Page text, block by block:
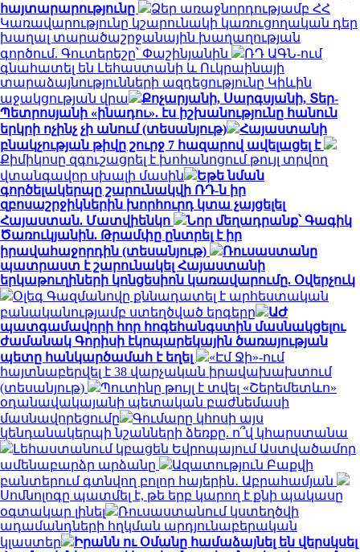
հայտարարությունը
Ձեր առաջնորդությամբ ՀՀ
Կառավարությունը կշարունակի կառուցողական դեր
խաղալ տարածաշրջանային խաղաղության
գործում. Գուտերեշը՝ Փաշինյանին
ՌԴ ԱԳՆ-ում
գնահատել են Լեհաստանի և Ուկրաինայի
տարաձայնությունների ազդեցությունը Կիևին
աջակցության վրա
Քոչարյանի, Սարգսյանի, Տեր-
Պետրոսյանի «ինադու». էս իշխանությունը հանուն
երկրի ոչինչ չի անում (տեսանյութ)
Հայաստանի
բնակչության թիվը շուրջ 7 հազարով ավելացել է
Քիմիկոսը զգուշացրել է խոհանոցում թույլ տրվող
վտանգավոր սխալի մասին
Եթե նման
գործելակերպը շարունակվի ՌԴ-ն իր
զբոսաշրջիկներին խորհուրդ կտա չայցելել
Հայաստան. Մատվիենկո
Նոր մեղադրանք՝ Գագիկ
Ծառուկյանին. Թրամփը ընտրել է իր
իրավահաջորդին (տեսանյութ)
Ռուսաստանը
պատրաստ է շարունակել Հայաստանի
երկաթուղիների կոնցեսիոն կառավարումը. Օվերչուկ
Օլեգ Գազմանովը քննադատել է արհեստական
բանականությամբ ստեղծված երգերը
ԱԺ
պատգամավորի հոր հոգեհանգստին մասնակցելու
ժամանակ Գորիսի էկոպարեկային ծառայության
պետը հանկարծամահ է եղել
«Էմ Ջի»-ում
հայտնաբերվել է 38 վարչական իրավախախտում
(տեսանյութ)
Պուտինը թույլ է տվել «Շերեմետևո»
օդանավակայանի պետական բաժնեմասի
մասնավորեցումը
Գումարը կհոսի այս
կենդանակերպի նշանների ձեռքը. ո՞վ կհարստանա
Լեհաստանում կբացեն Եվրոպայում Աստվածամոր
ամենաբարձր արձանը
Ազատություն Բաքվի
բանտերում գտնվող բոլոր հայերին․ Աբրահամյան
Սոմնոլոգը պատմել է, թե երբ կարող է քնի պակասը
օգտակար լինել
Ռուսաստանում կստեղծվի
ադամանդների հղկման արդյունաբերական
կլաստեր
Իրանն ու Օմանը համաձայնել են վերսկսել